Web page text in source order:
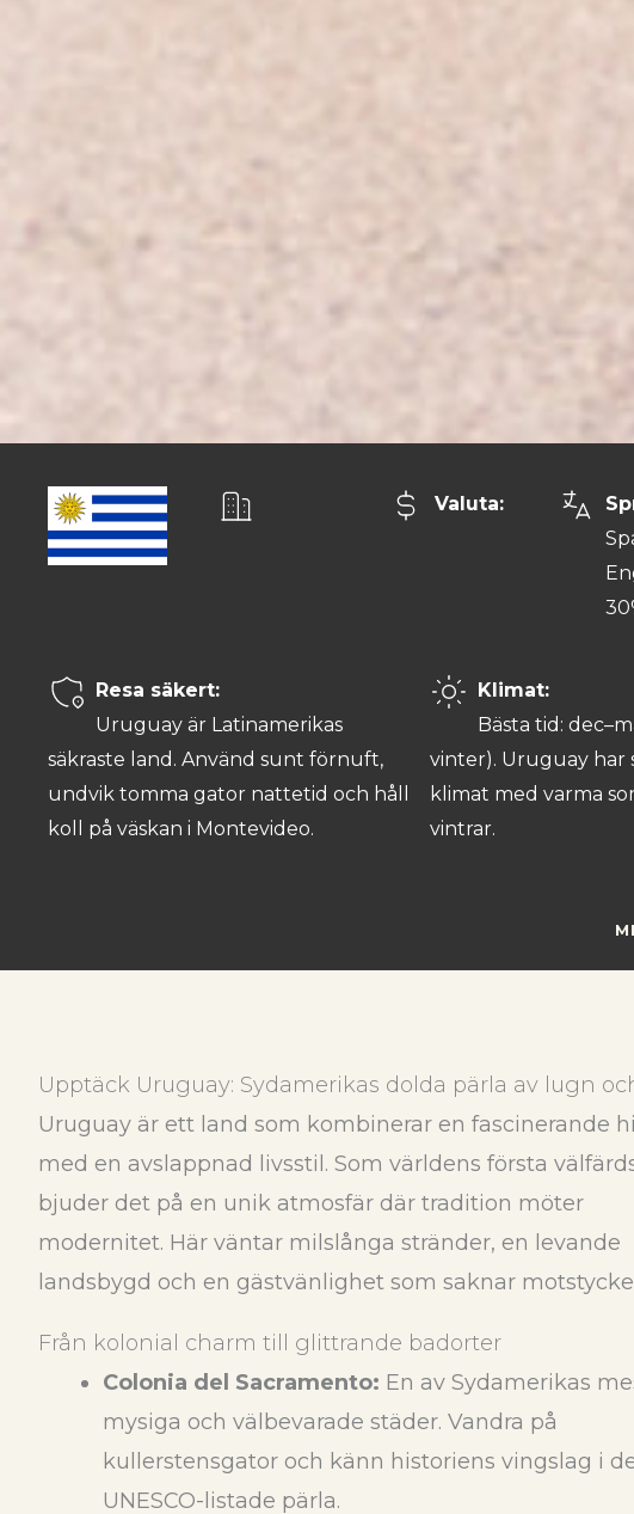
Huvudstad:
Montevideo
Valuta:
Uruguayan
Resa säkert:
Uruguay är Latinamerikas
säkraste land. Använd sunt förnuft,
undvik tomma gator nattetid och håll
koll på väskan i Montevideo.
Klimat:
Bästa tid:
vinter). Uruguay har
klimat med varma
vintrar.
Upptäck Uruguay: Sydamerikas dolda pärla av lugn
Uruguay är ett land som kombinerar en fascinerande
med en avslappnad livsstil. Som världens första
bjuder det på en unik atmosfär där tradition möter
modernitet. Här väntar milslånga stränder, en levande
landsbygd och en gästvänlighet som saknar
Från kolonial charm till glittrande badorter
Colonia del Sacramento: En av Sydamerikas
mysiga och välbevarade städer. Vandra på
kullerstensgator och känn historiens vingslag i
UNESCO-listade pärla.